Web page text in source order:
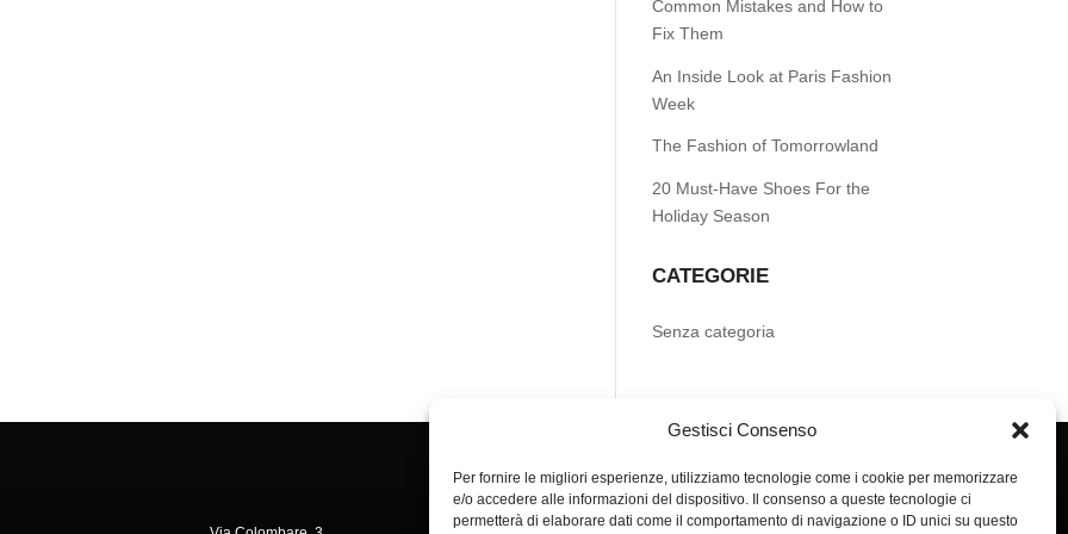
Gestisci Consenso
Per fornire le migliori esperienze, utilizziamo tecnologie come i cookie per memorizzare
e/o accedere alle informazioni del dispositivo. Il consenso a queste tecnologie ci
permetterà di elaborare dati come il comportamento di navigazione o ID unici su questo
Common Mistakes and How to
Fix Them
An Inside Look at Paris Fashion
Week
The Fashion of Tomorrowland
20 Must-Have Shoes For the
Holiday Season
CATEGORIE
Senza categoria